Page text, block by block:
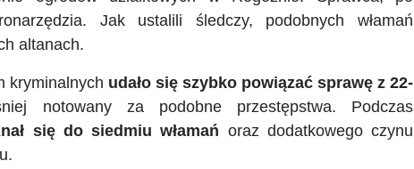
Jak ustalili śledczy, podobnych włamań
altanach.
kryminalnych udało się szybko powiązać sprawę z 22-
notowany za podobne przestępstwa. Podczas
się do siedmiu włamań oraz dodatkowego czynu